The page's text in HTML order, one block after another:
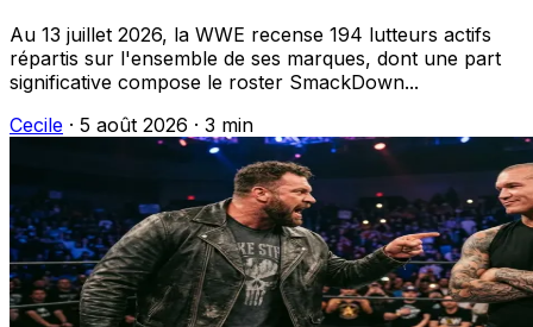
Au 13 juillet 2026, la WWE recense 194 lutteurs actifs
répartis sur l'ensemble de ses marques, dont une part
significative compose le roster SmackDown...
Cecile · 5 août 2026 · 3 min